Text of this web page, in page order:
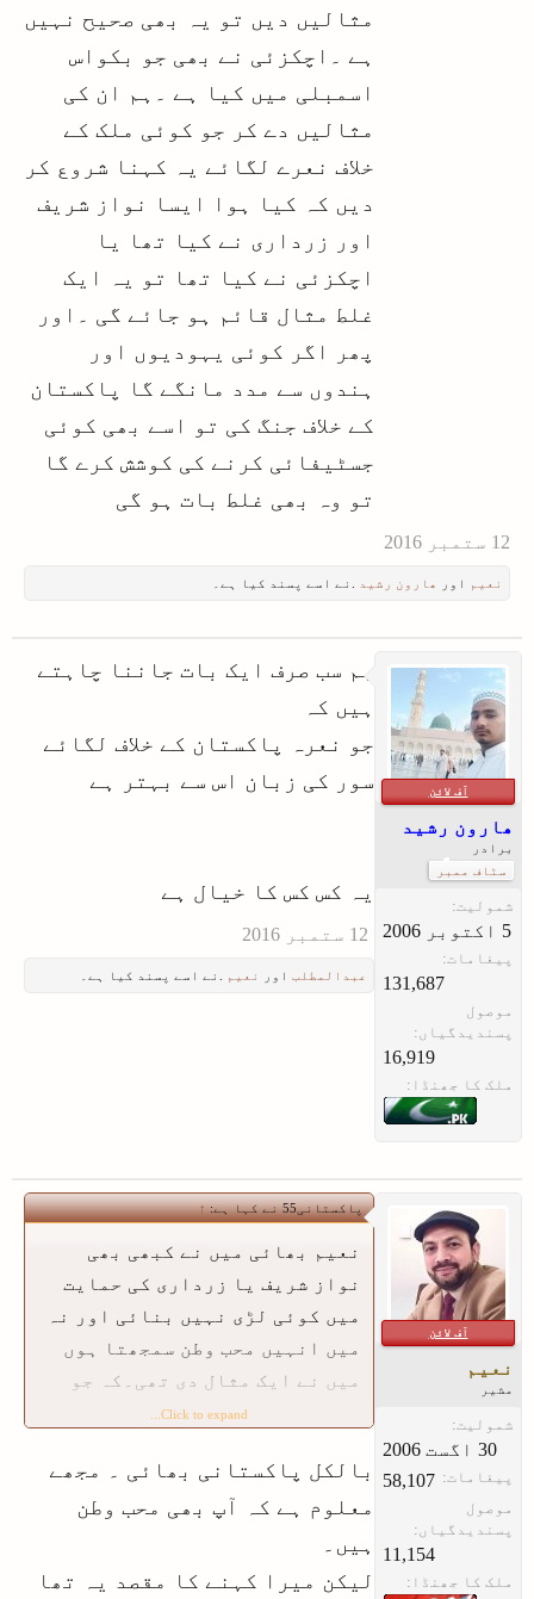
مثالیں دیں تو یہ بھی صحیح نہیں
ہے ۔اچکزئی نے بھی جو بکواس
اسمبلی میں کیا ہے ۔ہم ان کی
مثالیں دے کر جو کوئی ملک کے
خلاف نعرے لگائے یہ کہنا شروع کر
دیں کہ کیا ہوا ایسا نواز شریف
اور زرداری نے کیا تھا یا
اچکزئی نے کیا تھا تو یہ ایک
غلط مثال قائم ہو جائے گی ۔اور
پھر اگر کوئی یہودیوں اور
ہندوں سے مدد مانگے گا پاکستان
کے خلاف جنگ کی تو اسے بھی کوئی
جسٹیفائی کرنے کی کوشش کرے گا
تو وہ بھی غلط بات ہو گی
نعیم اور ھارون رشید .نے اسے پسند کیا ہے۔
آف لائن
ھارون رشید
برادر
سٹاف ممبر
شمولیت:
پیغامات:
131,687
موصول
پسندیدگیاں:
16,919
ملک کا جھنڈا:
ہم سب صرف ایک بات جاننا چاہتے
ہیں کہ
جو نعرہ پاکستان کے خلاف لگائے
سور کی زبان اس سے بہتر ہے
یہ کس کس کا خیال ہے
عبدالمطلب اور نعیم .نے اسے پسند کیا ہے۔
آف لائن
نعیم
مشیر
شمولیت:
پیغامات: 58,107
موصول
پسندیدگیاں:
11,154
ملک کا جھنڈا:
پاکستانی55 نے کہا ہے: ↑
نعیم بھائی میں نے کبھی بھی
نواز شریف یا زرداری کی حمایت
میں کوئی لڑی نہیں بنائی اور نہ
میں انہیں محب وطن سمجھتا ہوں
میں نے ایک مثال دی تھی۔کہ جو
غلیظ زبان الطاف حسین نے
باتوں سے اتفاق کرتا ہوں ۔جو
ظلم ماڈل ٹاؤن میں ہوا یا اور جو
کچھ یہ کر رہے ہیں ۔لیکن اگر ہم
یہ کہیں کہ جو زبان الطاف حسین
Click to expand...
بالکل پاکستانی بھائی ۔ مجھے
معلوم ہے کہ آپ بھی محب وطن
ہیں۔
لیکن میرا کہنے کا مقصد یہ تھا